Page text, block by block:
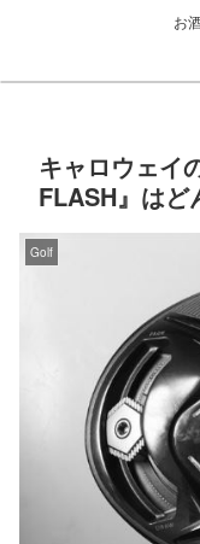
お
キャロウェイ
FLASH』はど
Golf